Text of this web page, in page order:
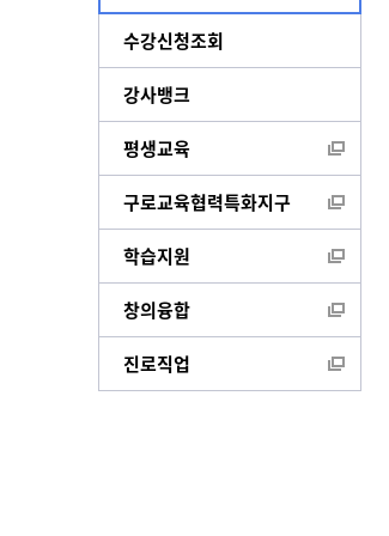
수강신청조회
강사뱅크
평생교육
구로교육협력특화지구
학습지원
창의융합
진로직업